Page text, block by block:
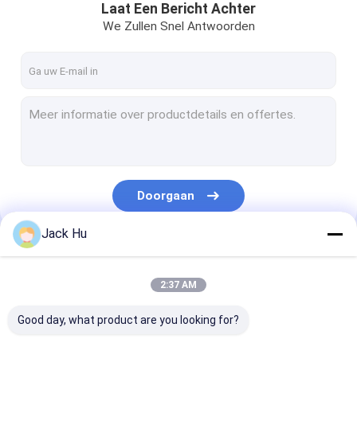
Gemotoriseerde Passagierstreden
Luchthaven Ambulift
Toiletservicewagen
De Bus van de luchthavenpassagier
Laat Een Bericht Achter
We Zullen Snel Antwoorden
Doorgaan
Onze Categorieën
Jack Hu
2:37 AM
Good day, what product are you looking for?